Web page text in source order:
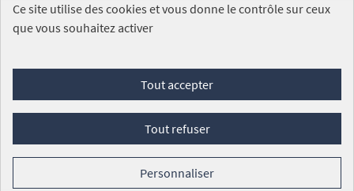
SITE DE L'ASSEMBLÉE NATIONALE
Foire aux questions
Conditions générales d'utilisation (CGU)
Mentions légales
Cookies
Ce site utilise des cookies et vous donne le contrôle sur ceux
que vous souhaitez activer
Tout accepter
Tout refuser
Personnaliser